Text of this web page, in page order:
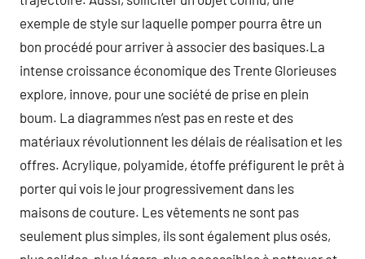
exemple de style sur laquelle pomper pourra être un
bon procédé pour arriver à associer des basiques.La
intense croissance économique des Trente Glorieuses
explore, innove, pour une société de prise en plein
boum. La diagrammes n’est pas en reste et des
matériaux révolutionnent les délais de réalisation et les
offres. Acrylique, polyamide, étoffe préfigurent le prêt à
porter qui vois le jour progressivement dans les
maisons de couture. Les vêtements ne sont pas
seulement plus simples, ils sont également plus osés,